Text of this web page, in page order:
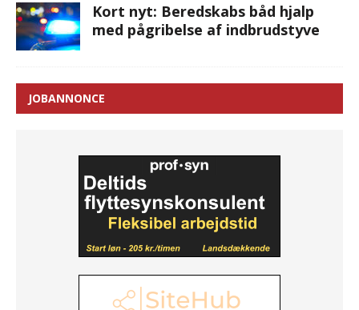
Kort nyt: Beredskabs båd hjalp
med pågribelse af indbrudstyve
JOBANNONCE